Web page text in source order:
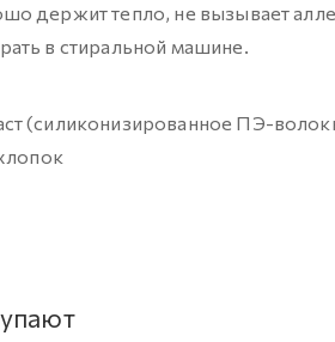
держит тепло, не вызывает
в стиральной машине.
(силиконизированное ПЭ-